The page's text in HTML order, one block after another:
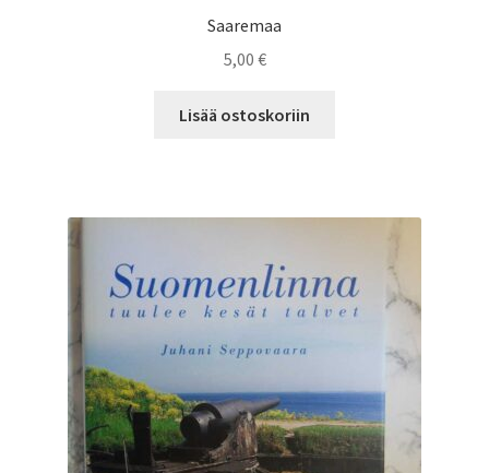
Saaremaa
5,00 €
Lisää ostoskoriin